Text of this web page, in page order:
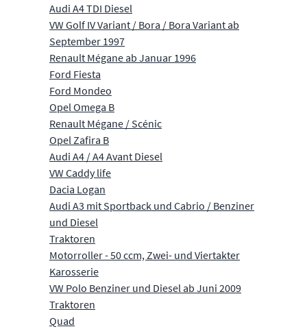
Audi A4 TDI Diesel
VW Golf IV Variant / Bora / Bora Variant ab
September 1997
Renault Mégane ab Januar 1996
Ford Fiesta
Ford Mondeo
Opel Omega B
Renault Mégane / Scénic
Opel Zafira B
Audi A4 / A4 Avant Diesel
VW Caddy life
Dacia Logan
Audi A3 mit Sportback und Cabrio / Benziner
und Diesel
Traktoren
Motorroller - 50 ccm, Zwei- und Viertakter
Karosserie
VW Polo Benziner und Diesel ab Juni 2009
Traktoren
Quad